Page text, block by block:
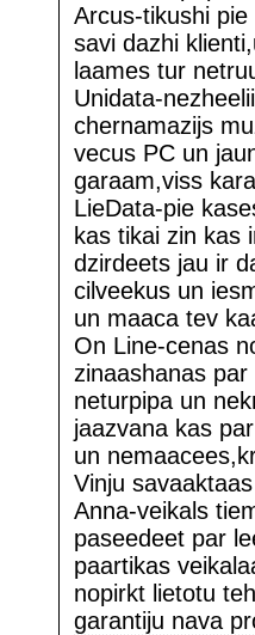
Arcus-tikushi
savi dazhi
laames tur
Unidata-
chernamazijs
vecus PC un
garaam,viss
LieData-pie
kas tikai zin kas
dzirdeets jau ir
cilveekus un
un maaca tev
On Line-cenas
zinaashanas
neturpipa un
jaazvana kas
un
Vinju
Anna-veikals
paseedeet par
paartikas
nopirkt lietotu
garantiju nava